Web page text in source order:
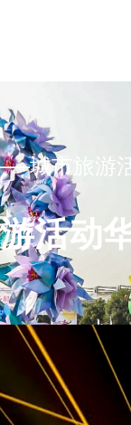
城市旅游
活动